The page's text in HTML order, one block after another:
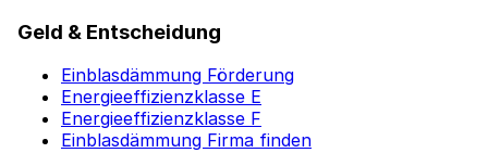
Geld & Entscheidung
Einblasdämmung Förderung
Energieeffizienzklasse E
Energieeffizienzklasse F
Einblasdämmung Firma finden